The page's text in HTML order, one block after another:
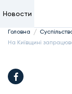
Новости
Головна /
На Київщині